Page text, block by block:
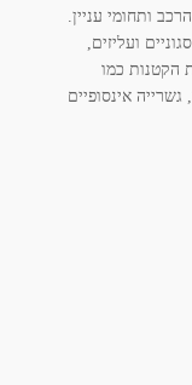
ותחומי עניין.
ועליזים,
הקטנות כמו
אינסופיים